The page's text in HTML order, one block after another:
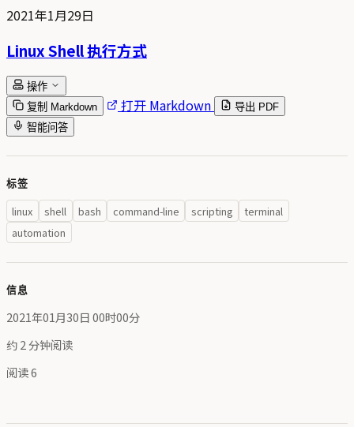
2021年1月29日
Linux Shell 执行方式
操作
复制 Markdown
打开 Markdown
导出 PDF
智能问答
标签
linux shell bash command-line scripting
terminal
automation
信息
2021年01月30日 00时00分
约 2 分钟阅读
阅读6